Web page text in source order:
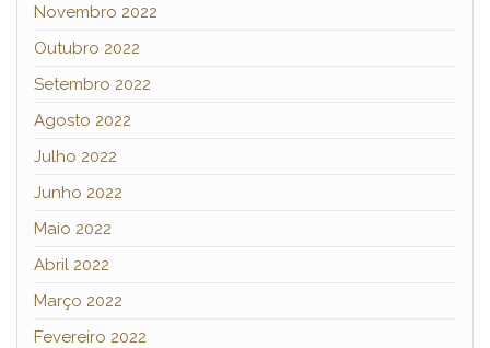
Novembro 2022
Outubro 2022
Setembro 2022
Agosto 2022
Julho 2022
Junho 2022
Maio 2022
Abril 2022
Março 2022
Fevereiro 2022